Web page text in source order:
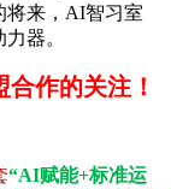
将来，AI智习室
器。
作的关注！
“AI赋能+标准运